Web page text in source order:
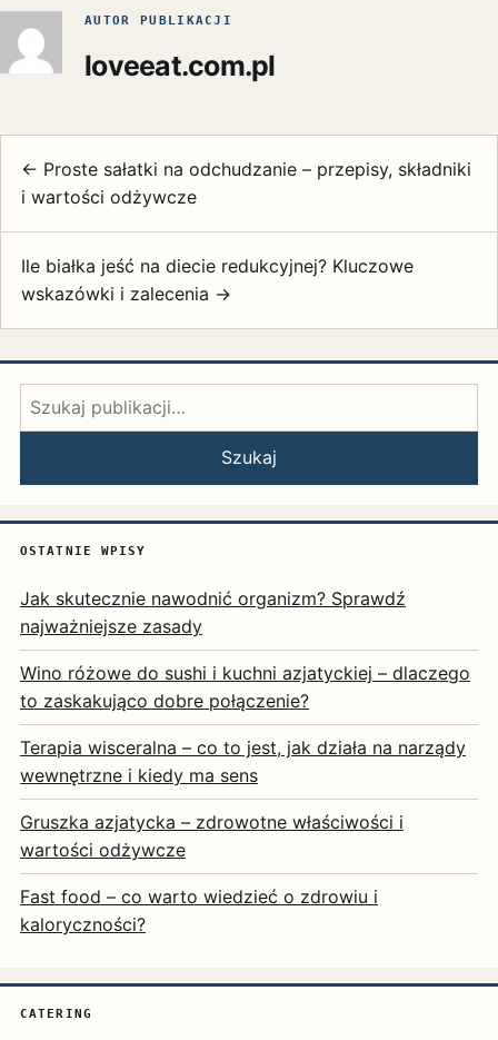
AUTOR PUBLIKACJI
loveeat.com.pl
← Proste sałatki na odchudzanie – przepisy, składniki
i wartości odżywcze
Ile białka jeść na diecie redukcyjnej? Kluczowe
wskazówki i zalecenia →
Szukaj:
Szukaj
OSTATNIE WPISY
Jak skutecznie nawodnić organizm? Sprawdź
najważniejsze zasady
Wino różowe do sushi i kuchni azjatyckiej – dlaczego
to zaskakująco dobre połączenie?
Terapia wisceralna – co to jest, jak działa na narządy
wewnętrzne i kiedy ma sens
Gruszka azjatycka – zdrowotne właściwości i
wartości odżywcze
Fast food – co warto wiedzieć o zdrowiu i
kaloryczności?
CATERING